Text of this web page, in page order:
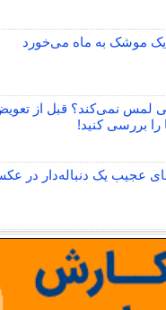
یک موشک به ماه می‌خورد
لمس نمی‌کند؟ قبل از
را بررسی کنید!
عجیب یک دنباله‌دار در